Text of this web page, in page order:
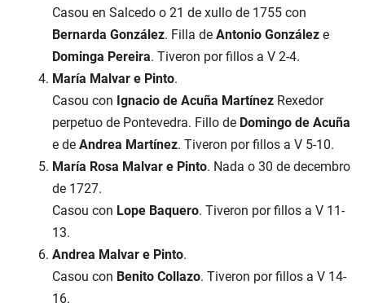
Casou en Salcedo o 21 de xullo de 1755 con
Bernarda González. Filla de Antonio González e
Dominga Pereira. Tiveron por fillos a V 2-4.
María Malvar e Pinto.
Casou con Ignacio de Acuña Martínez Rexedor
perpetuo de Pontevedra. Fillo de Domingo de Acuña
e de Andrea Martínez. Tiveron por fillos a V 5-10.
María Rosa Malvar e Pinto. Nada o 30 de decembro
de 1727.
Casou con Lope Baquero. Tiveron por fillos a V 11-
13.
Andrea Malvar e Pinto.
Casou con Benito Collazo. Tiveron por fillos a V 14-
16.